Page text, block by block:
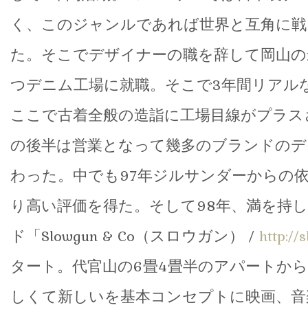
く、このジャンルであれば世界と互角に
た。そこでデザイナーの職を辞して岡山
つデニム工場に就職。そこで3年間リアル
ここで古着全般の造詣に工場目線がプラ
の後半は営業となって幾多のブランドの
わった。中でも97年ジルサンダーからの
り高い評価を得た。そして98年、満を持
ド「Slowgun & Co（スロウガン） / http://
タート。代官山の6畳4畳半のアパートか
しくて新しいを基本コンセプトに映画、